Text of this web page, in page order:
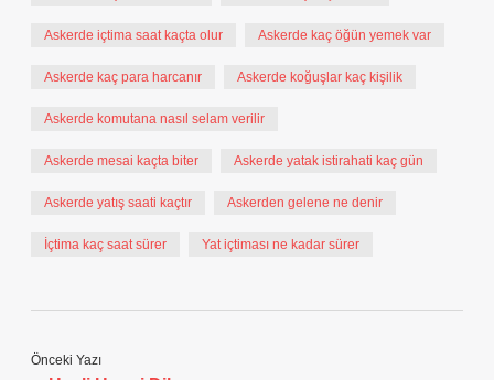
Askerde içtima saat kaçta olur Askerde kaç öğün yemek var
Askerde kaç para harcanır Askerde koğuşlar kaç kişilik
Askerde komutana nasıl selam verilir
Askerde mesai kaçta biter Askerde yatak istirahati kaç gün
Askerde yatış saati kaçtır Askerden gelene ne denir
İçtima kaç saat sürer Yat içtiması ne kadar sürer
Önceki Yazı